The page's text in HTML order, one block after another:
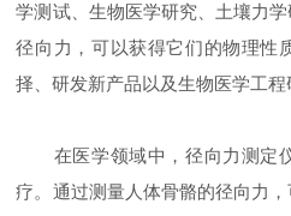
学测试、生物医学研究、土壤力
径向力，可以获得它们的物理性
择、研发新产品以及生物医学工程
在医学领域中，径向力测定
疗。通过测量人体骨骼的径向力